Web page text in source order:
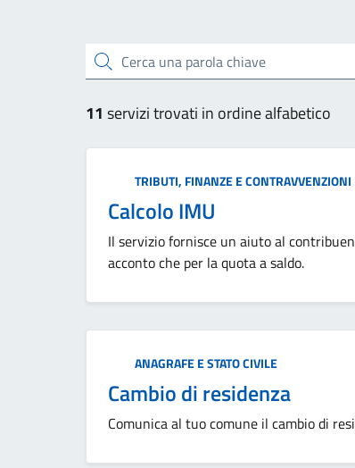
Cerca una parola chiave
11 servizi trovati in ordine alfabetico
Categoria:
TRIBUTI, FINANZE E CONTRAVVENZIONI
Calcolo IMU
Il servizio fornisce un aiuto al
acconto che per la quota a saldo.
Categoria:
ANAGRAFE E STATO CIVILE
Cambio di residenza
Comunica al tuo comune il cambio di